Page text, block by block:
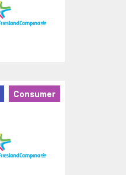
Consumer